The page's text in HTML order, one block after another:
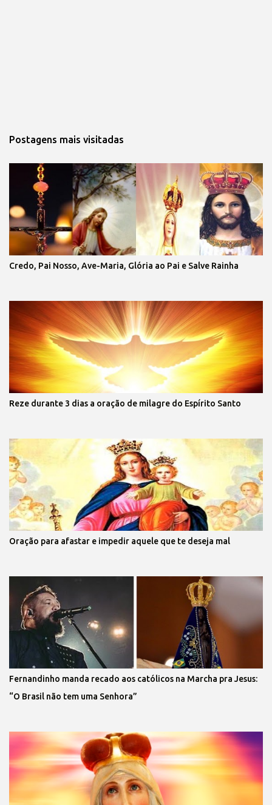
Postagens mais visitadas
Credo, Pai Nosso, Ave-Maria, Glória ao Pai e Salve Rainha
Reze durante 3 dias a oração de milagre do Espírito Santo
Oração para afastar e impedir aquele que te deseja mal
Fernandinho manda recado aos católicos na Marcha pra Jesus:
“O Brasil não tem uma Senhora”